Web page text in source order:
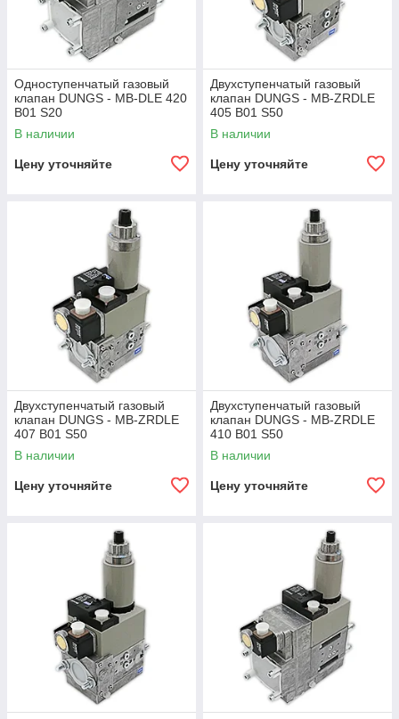
Одноступенчатый газовый
клапан DUNGS - MB-DLE 420
B01 S20
В наличии
Цену уточняйте
Двухступенчатый газовый
клапан DUNGS - MB-ZRDLE
405 B01 S50
В наличии
Цену уточняйте
Двухступенчатый газовый
клапан DUNGS - MB-ZRDLE
407 B01 S50
В наличии
Цену уточняйте
Двухступенчатый газовый
клапан DUNGS - MB-ZRDLE
410 B01 S50
В наличии
Цену уточняйте